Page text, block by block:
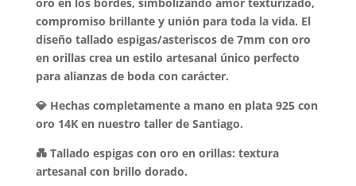
oro en los bordes, simbolizando amor texturizado,
compromiso brillante y unión para toda la vida. El
diseño tallado espigas/asteriscos de 7mm con oro
en orillas crea un estilo artesanal único perfecto
para alianzas de boda con carácter.
💎 Hechas completamente a mano en plata 925 con
oro 14K en nuestro taller de Santiago.
💑 Tallado espigas con oro en orillas: textura
artesanal con brillo dorado.